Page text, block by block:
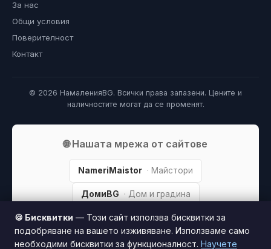
За нас
Общи условия
Поверителност
Контакт
© 2026 НамаленияBG. Всички права запазени. Цените и
наличностите могат да се променят.
🌐 Нашата мрежа от сайтове
NameriMaistor · Майстори
ДомиBG · Дом и градина
МодаBG · Мода и стил
FreelanceBG · Фрийлансъри
🍪 Бисквитки — Този сайт използва бисквитки за
подобряване на вашето изживяване. Използваме само
необходими бисквитки за функционалност. Научете